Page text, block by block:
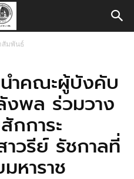
สัมพันธ์
ำคณะผู้บังคับ
พล ร่วมวาง
กการะ
าวรีย์ รัชกาลที่
หาราช